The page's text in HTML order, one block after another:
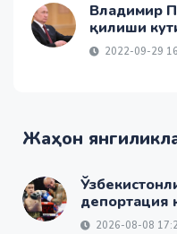
Владимир
қилиши
2022-09-29
Жаҳон
депортация
2026-08-08